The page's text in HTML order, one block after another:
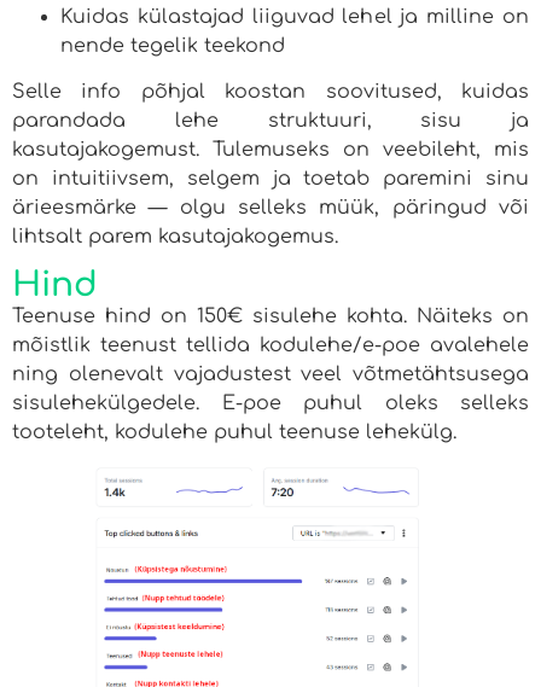
Kuidas külastajad liiguvad lehel ja milline on
nende tegelik teekond
Selle info põhjal koostan soovitused, kuidas
parandada lehe struktuuri, sisu ja
kasutajakogemust. Tulemuseks on veebileht, mis
on intuitiivsem, selgem ja toetab paremini sinu
ärieesmärke — olgu selleks müük, päringud või
lihtsalt parem kasutajakogemus.
Hind
Teenuse hind on 150€ sisulehe kohta. Näiteks on
mõistlik teenust tellida kodulehe/e-poe avalehele
ning olenevalt vajadustest veel võtmetähtsusega
sisulehekülgedele. E-poe puhul oleks selleks
tooteleht, kodulehe puhul teenuse lehekülg.